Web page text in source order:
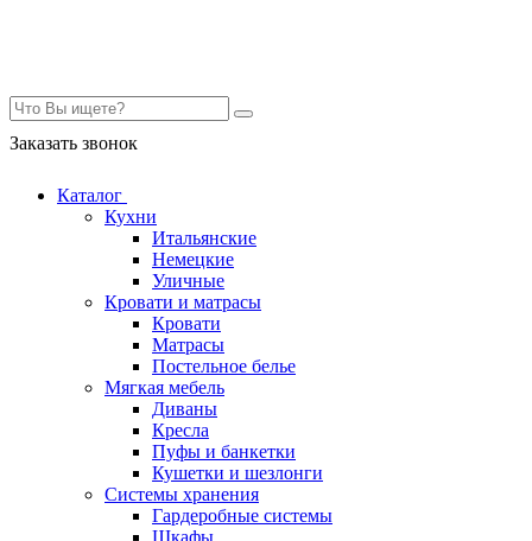
Заказать звонок
Каталог
Кухни
Итальянские
Немецкие
Уличные
Кровати и матрасы
Кровати
Матрасы
Постельное белье
Мягкая мебель
Диваны
Кресла
Пуфы и банкетки
Кушетки и шезлонги
Системы хранения
Гардеробные системы